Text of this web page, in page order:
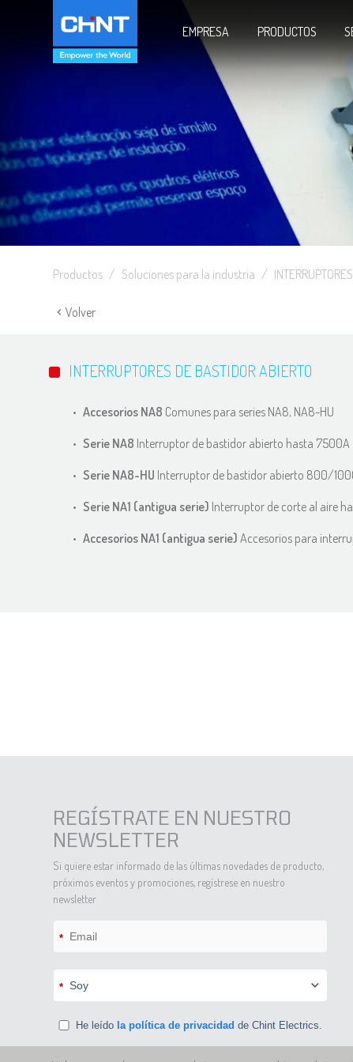
EMPRESA PRODUCTOS
Productos Soluciones para la industria
Volver
INTERRUPTORES DE BASTIDOR ABIERTO
Accesorios NA8 Comunes para series NA8, NA8-HU
Serie NA8 Interruptor de bastidor abierto hasta 7500A
Serie NA8-HU Interruptor de bastidor abierto 800/
Serie NA1 (antigua serie) Interruptor de corte al aire
Accesorios NA1 (antigua serie) Accesorios para
REGÍSTRATE EN NUESTRO
NEWSLETTER
Si quiere estar informado de las últimas novedades de producto,
próximos eventos y promociones, regístrese en nuestro
newsletter
*
*
He leído la política de privacidad de Chint Electrics.